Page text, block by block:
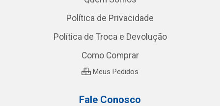
Política de Privacidade
Política de Troca e Devolução
Como Comprar
Meus Pedidos
Fale Conosco